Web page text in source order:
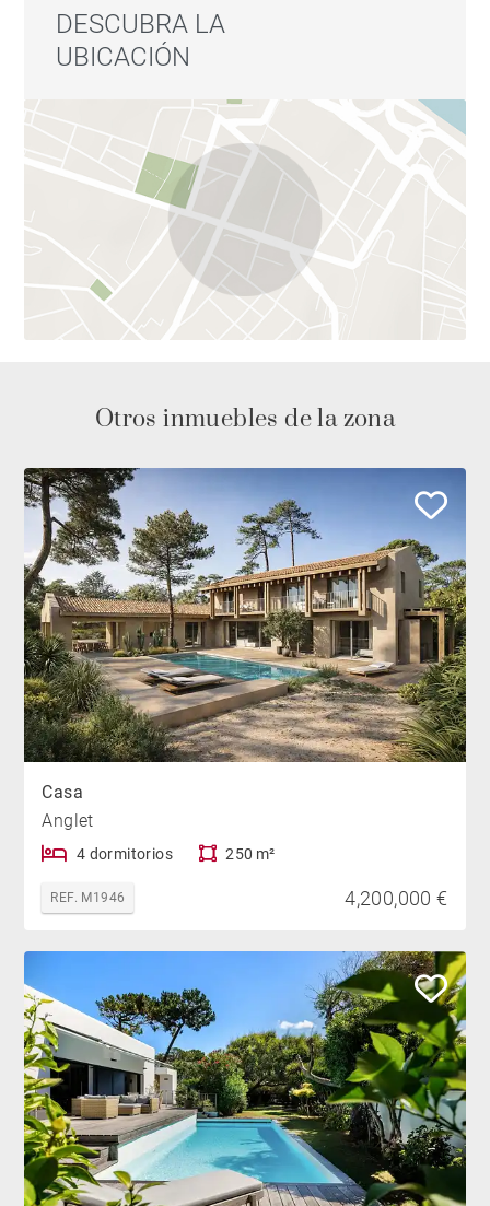
DESCUBRA LA
UBICACIÓN
Otros inmuebles de la zona
Casa
Anglet
4 dormitorios 250 m²
REF. M1946 4,200,000 €